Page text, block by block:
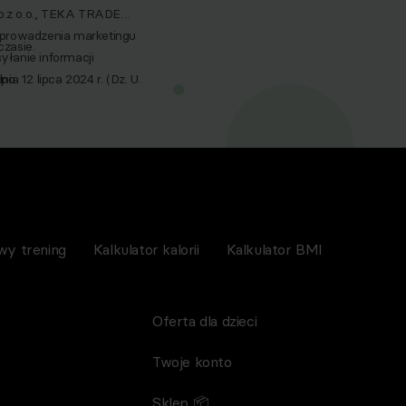
o.o., TEKA TRADE
marketingu
informacji
12 lipca 2024 r. (Dz. U.
trening Kalkulator kalorii Kalkulator BMI
Oferta dla dzieci
Twoje konto
Sklep 📦